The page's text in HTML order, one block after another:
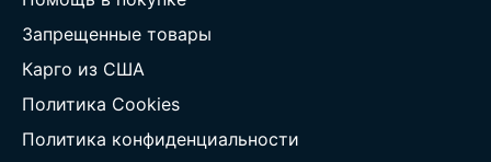
Запрещенные товары
Карго из США
Политика Cookies
Политика конфиденциальности